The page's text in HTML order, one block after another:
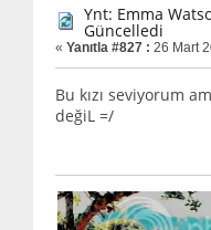
Ynt: Emma
Güncelledi
« Yanıtla #827 : 26 Mart
Bu kızı seviyorum
değiL =/